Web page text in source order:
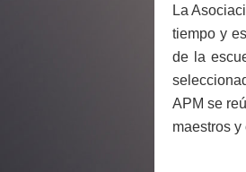
La
tiempo y
de la
APM se
maestros